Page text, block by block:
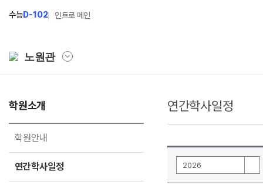
수능D-102 인트로 메인
노원관
학원소개
학원안내
연간학사일정
2027 파이널 정규반
2027 N수 정규반
Fit
Fit
학원소개
학원안내
연간학사일정
연간학사일정
2026